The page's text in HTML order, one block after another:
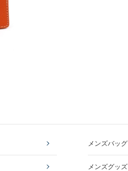
メンズバッグ
メンズグッズ